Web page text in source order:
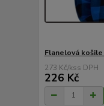
Flanelová
273 Kč/ks
226 Kč